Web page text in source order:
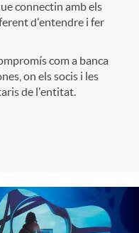
connectin amb els
d'entendre i fer
com a banca
on els socis i les
de l'entitat.